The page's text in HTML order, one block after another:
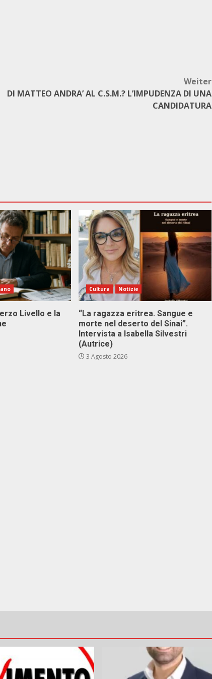
Weiter
DI MATTEO ANDRA’ AL C.S.M.? L’IMPUDENZA DI UNA
CANDIDATURA
Livello e la
Cultura Notizie
“La ragazza eritrea. Sangue e
morte nel deserto del Sinai”.
Intervista a Isabella Silvestri
(Autrice)
3 Agosto 2026